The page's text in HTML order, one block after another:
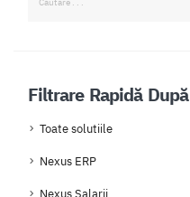
Filtrare Rapidă După
Toate solutiile
Nexus ERP